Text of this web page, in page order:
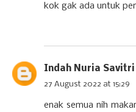
kok gak ada untuk
Indah Nuria Savitri
27 August 2022 at 15:29
enak semua nih